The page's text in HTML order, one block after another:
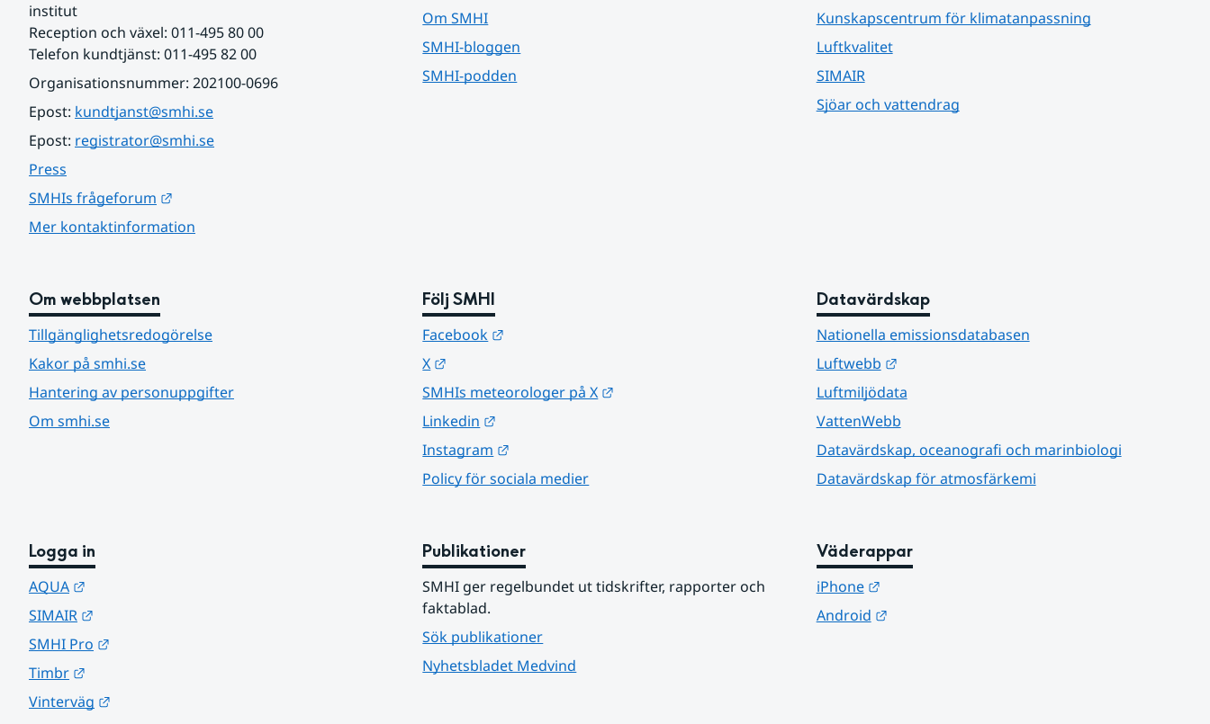
institut
Reception och växel: 011-495 80 00
Telefon kundtjänst: 011-495 82 00
Organisationsnummer: 202100-0696
Epost: kundtjanst@smhi.se
Epost: registrator@smhi.se
Press
SMHIs frågeforum
Mer kontaktinformation
Om SMHI
SMHI-bloggen
SMHI-podden
Kunskapscentrum för klimatanpassning
Luftkvalitet
SIMAIR
Sjöar och vattendrag
Om webbplatsen
Tillgänglighetsredogörelse
Kakor på smhi.se
Hantering av personuppgifter
Om smhi.se
Följ SMHI
Facebook
X
SMHIs meteorologer på X
Linkedin
Instagram
Policy för sociala medier
Datavärdskap
Nationella emissionsdatabasen
Luftwebb
Länk till annan webbplats.
Luftmiljödata
VattenWebb
Datavärdskap, oceanografi och marinbiologi
Datavärdskap för atmosfärkemi
Logga in
AQUA
SIMAIR
SMHI Pro
Timbr
Vinterväg
Publikationer
SMHI ger regelbundet ut tidskrifter, rapporter och
faktablad.
Sök publikationer
Nyhetsbladet Medvind
Väderappar
iPhone
Länk till annan webbplats.
Android
Länk till annan webbplats.